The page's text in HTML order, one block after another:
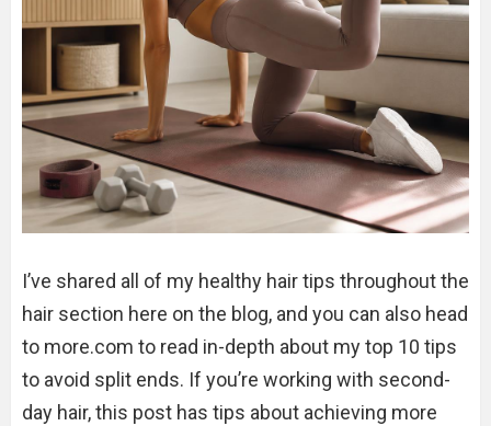
I’ve shared all of my healthy hair tips throughout the
hair section here on the blog, and you can also head
to more.com to read in-depth about my top 10 tips
to avoid split ends. If you’re working with second-
day hair, this post has tips about achieving more